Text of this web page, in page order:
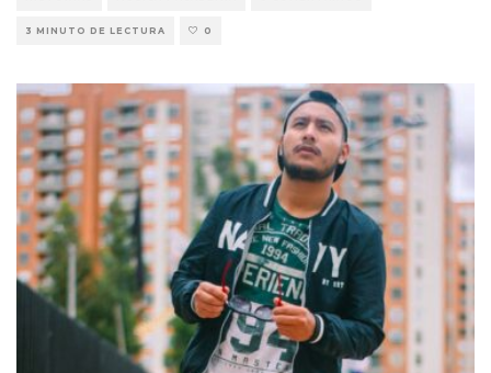
3 MINUTO DE LECTURA 0